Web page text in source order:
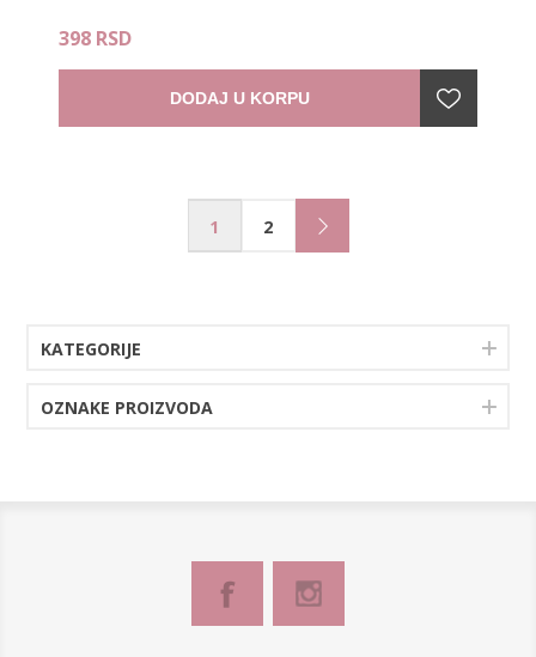
398 RSD
DODAJ U KORPU
1 2
KATEGORIJE
OZNAKE PROIZVODA